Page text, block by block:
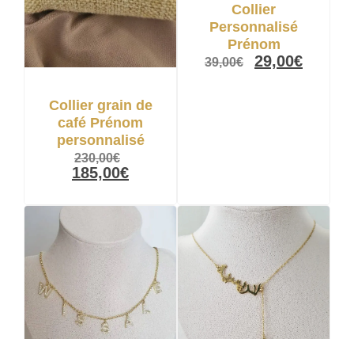
Collier grain de
café Prénom
personnalisé
230,00€
185,00€
Collier
Personnalisé
Prénom
39,00€ 29,00€